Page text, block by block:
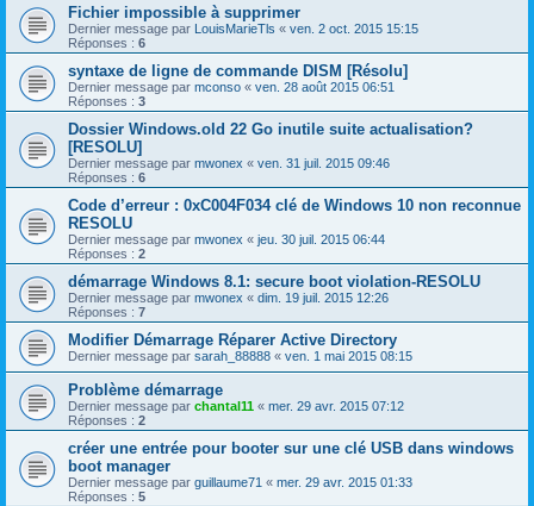
Fichier impossible à supprimer
Dernier message par LouisMarieTls « ven. 2 oct. 2015 15:15
Réponses : 6
syntaxe de ligne de commande DISM [Résolu]
Dernier message par mconso « ven. 28 août 2015 06:51
Réponses : 3
Dossier Windows.old 22 Go inutile suite actualisation?
[RESOLU]
Dernier message par mwonex « ven. 31 juil. 2015 09:46
Réponses : 6
Code d’erreur : 0xC004F034 clé de Windows 10 non reconnue
RESOLU
Dernier message par mwonex « jeu. 30 juil. 2015 06:44
Réponses : 2
démarrage Windows 8.1: secure boot violation-RESOLU
Dernier message par mwonex « dim. 19 juil. 2015 12:26
Réponses : 7
Modifier Démarrage Réparer Active Directory
Dernier message par sarah_88888 « ven. 1 mai 2015 08:15
Problème démarrage
Dernier message par chantal11 « mer. 29 avr. 2015 07:12
Réponses : 2
créer une entrée pour booter sur une clé USB dans windows
boot manager
Dernier message par guillaume71 « mer. 29 avr. 2015 01:33
Réponses : 5